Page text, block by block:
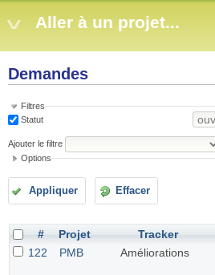
Aller à un projet...
Demandes
Filtres
Statut
Ajouter le filtre
Options
Appliquer Effacer
# Projet Tracker
122
PMB Améliorations